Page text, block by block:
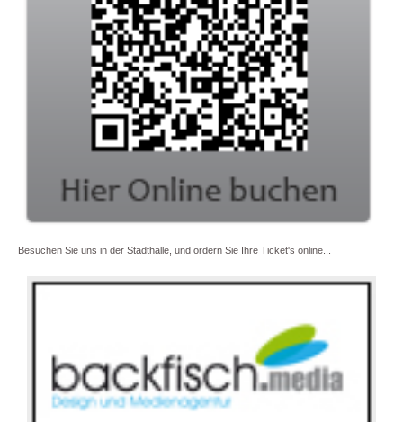
Besuchen Sie uns in der Stadthalle, und ordern Sie Ihre Ticket's online...